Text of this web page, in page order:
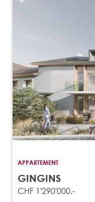
APPARTEMENT
GINGINS
CHF 1'290'000.-